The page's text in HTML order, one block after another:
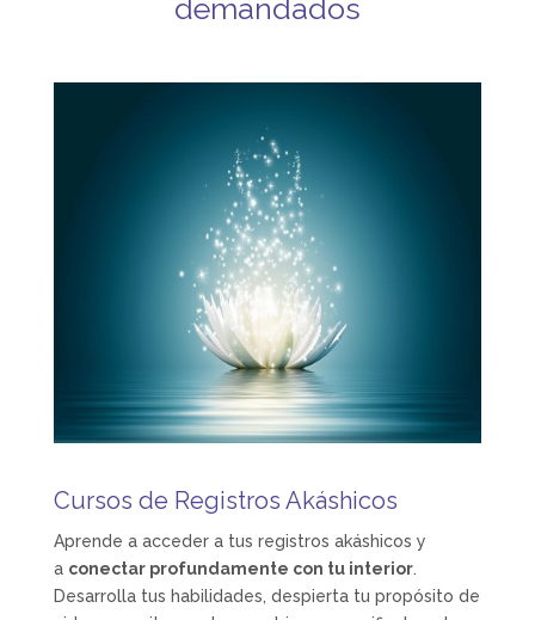
demandados
Cursos de Registros Akáshicos
Aprende a acceder a tus registros akáshicos y
a conectar profundamente con tu interior.
Desarrolla tus habilidades, despierta tu propósito de